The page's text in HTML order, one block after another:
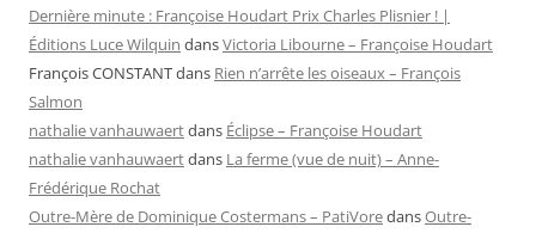
Dernière minute : Françoise Houdart Prix Charles Plisnier ! |
Éditions Luce Wilquin dansVictoria Libourne – Françoise Houdart
François CONSTANTdans Rien n’arrête les oiseaux – François
Salmon
nathalie vanhauwaertdans Éclipse – Françoise Houdart
nathalie vanhauwaertdans La ferme (vue de nuit) – Anne-
Frédérique Rochat
Outre-Mère de Dominique Costermans – PatiVoredansOutre-